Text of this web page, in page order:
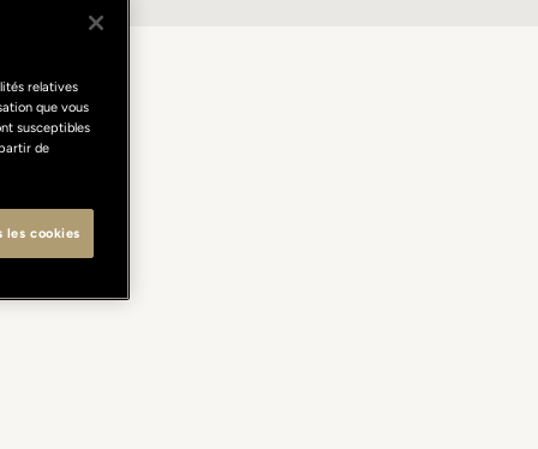
relatives
que vous
susceptibles
de
les cookies